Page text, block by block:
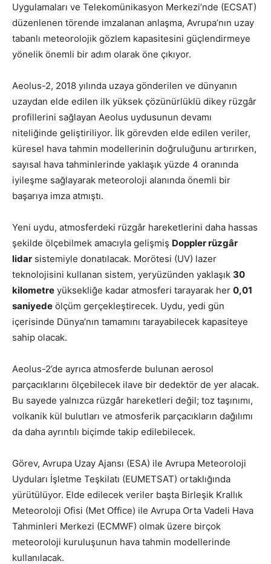
Uygulamaları ve Telekomünikasyon Merkezi’nde (ECSAT)
düzenlenen törende imzalanan anlaşma, Avrupa’nın uzay
tabanlı meteorolojik gözlem kapasitesini güçlendirmeye
yönelik önemli bir adım olarak öne çıkıyor.
Aeolus-2, 2018 yılında uzaya gönderilen ve dünyanın
uzaydan elde edilen ilk yüksek çözünürlüklü dikey rüzgâr
profillerini sağlayan Aeolus uydusunun devamı
niteliğinde geliştiriliyor. İlk görevden elde edilen veriler,
küresel hava tahmin modellerinin doğruluğunu artırırken,
sayısal hava tahminlerinde yaklaşık yüzde 4 oranında
iyileşme sağlayarak meteoroloji alanında önemli bir
başarıya imza atmıştı.
Yeni uydu, atmosferdeki rüzgâr hareketlerini daha hassas
şekilde ölçebilmek amacıyla gelişmiş Doppler rüzgâr
lidar sistemiyle donatılacak. Morötesi (UV) lazer
teknolojisini kullanan sistem, yeryüzünden yaklaşık 30
kilometre yüksekliğe kadar atmosferi tarayarak her 0,01
saniyede ölçüm gerçekleştirecek. Uydu, yedi gün
içerisinde Dünya’nın tamamını tarayabilecek kapasiteye
sahip olacak.
Aeolus-2’de ayrıca atmosferde bulunan aerosol
parçacıklarını ölçebilecek ilave bir dedektör de yer alacak.
Bu sayede yalnızca rüzgâr hareketleri değil; toz taşınımı,
volkanik kül bulutları ve atmosferik parçacıkların dağılımı
da daha ayrıntılı biçimde takip edilebilecek.
Görev, Avrupa Uzay Ajansı (ESA) ile Avrupa Meteoroloji
Uyduları İşletme Teşkilatı (EUMETSAT) ortaklığında
yürütülüyor. Elde edilecek veriler başta Birleşik Krallık
Meteoroloji Ofisi (Met Office) ile Avrupa Orta Vadeli Hava
Tahminleri Merkezi (ECMWF) olmak üzere birçok
meteoroloji kuruluşunun hava tahmin modellerinde
kullanılacak.